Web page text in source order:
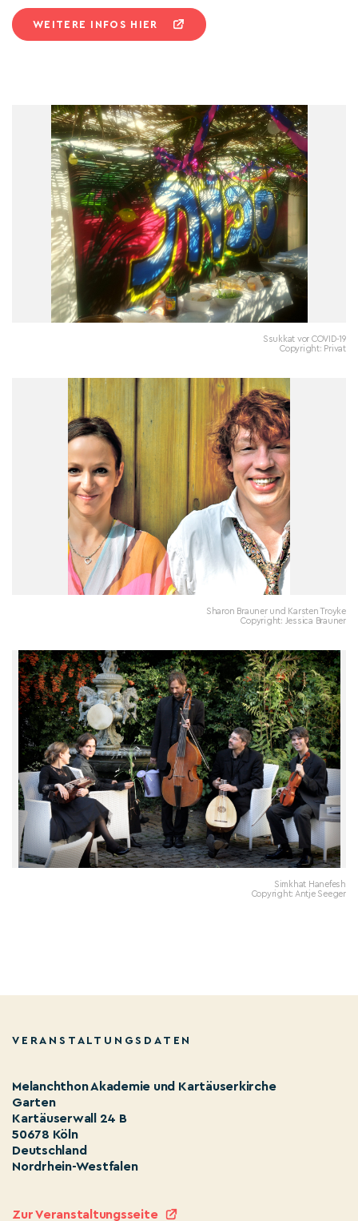
WEITERE INFOS HIER
Ssukkat vor COVID-19
Copyright: Privat
Sharon Brauner und Karsten Troyke
Copyright: Jessica Brauner
Simkhat Hanefesh
Copyright: Antje Seeger
VERANSTALTUNGSDATEN
Melanchthon Akademie und Kartäuserkirche
Garten
Kartäuserwall 24 B
50678 Köln
Deutschland
Nordrhein-Westfalen
Zur Veranstaltungsseite